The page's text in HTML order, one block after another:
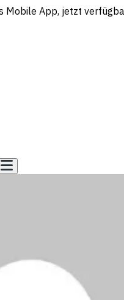
Mobile App, jetzt